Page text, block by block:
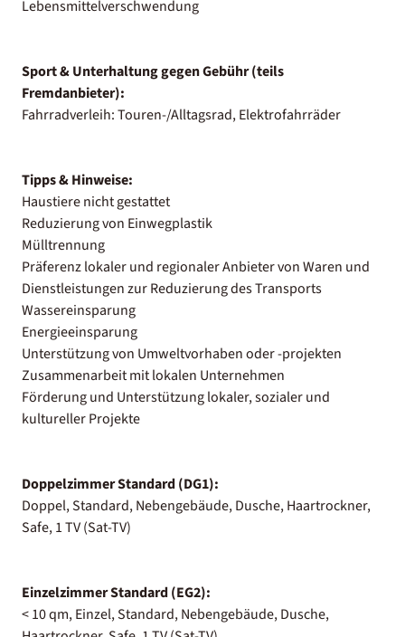
Lebensmittelverschwendung
Sport & Unterhaltung gegen Gebühr (teils
Fremdanbieter):
Fahrradverleih: Touren-/Alltagsrad, Elektrofahrräder
Tipps & Hinweise:
Haustiere nicht gestattet
Reduzierung von Einwegplastik
Mülltrennung
Präferenz lokaler und regionaler Anbieter von Waren und
Dienstleistungen zur Reduzierung des Transports
Wassereinsparung
Energieeinsparung
Unterstützung von Umweltvorhaben oder -projekten
Zusammenarbeit mit lokalen Unternehmen
Förderung und Unterstützung lokaler, sozialer und
kultureller Projekte
Doppelzimmer Standard (DG1):
Doppel, Standard, Nebengebäude, Dusche, Haartrockner,
Safe, 1 TV (Sat-TV)
Einzelzimmer Standard (EG2):
< 10 qm, Einzel, Standard, Nebengebäude, Dusche,